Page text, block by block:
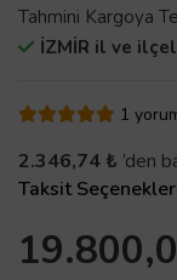
Tahmini Kargoya
İZMİR il ve
1
2.346,74 ₺ ’den
Taksit